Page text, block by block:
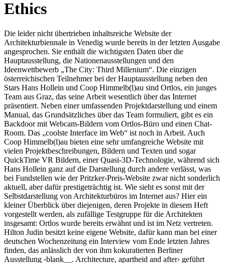
Ethics
Die leider nicht übertrieben inhaltsreiche Website der
Architekturbiennale in Venedig wurde bereits in der letzten Ausgabe
angesprochen. Sie enthält die wichtigsten Daten über die
Hauptausstellung, die Nationenausstellungen und den
Ideenwettbewerb „The City: Third Millenium“. Die einzigen
österreichischen Teilnehmer bei der Hauptausstellung neben den
Stars Hans Hollein und Coop Himmelb(l)au sind Ortlos, ein junges
Team aus Graz, das seine Arbeit wesentlich über das Internet
präsentiert. Neben einer umfassenden Projektdarstellung und einem
Manual, das Grundsätzliches über das Team formuliert, gibt es ein
Backdoor mit Webcam-Bildern vom Ortlos-Büro und einen Chat-
Room. Das „coolste Interface im Web“ ist noch in Arbeit. Auch
Coop Himmelb(l)au bieten eine sehr umfangreiche Website mit
vielen Projektbeschreibungen, Bildern und Texten und sogar
QuickTime VR Bildern, einer Quasi-3D-Technologie, während sich
Hans Hollein ganz auf die Darstellung durch andere verlässt, was
bei Fundstellen wie der Pritzker-Preis-Website zwar nicht sonderlich
aktuell, aber dafür prestigeträchtig ist. Wie sieht es sonst mit der
Selbstdarstellung von Architekturbüros im Internet aus? Hier ein
kleiner Überblick über diejenigen, deren Projekte in diesem Heft
vorgestellt werden, als zufällige Testgruppe für die Architekten
insgesamt: Ortlos wurde bereits erwähnt und ist im Netz vertreten.
Hilton Judin besitzt keine eigene Website, dafür kann man bei einer
deutschen Wochenzeitung ein Interview vom Ende letzten Jahres
finden, das anlässlich der von ihm kokuratierten Berliner
Ausstellung ‹blank__. Architecture, apartheid and after› geführt